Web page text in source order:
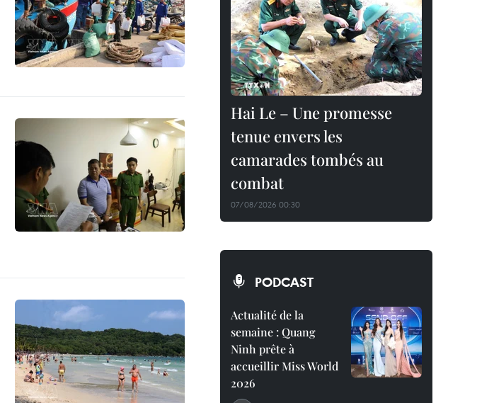
Hai Le – Une promesse
tenue envers les
camarades tombés au
combat
07/08/2026 00:30
PODCAST
Actualité de la
semaine : Quang
Ninh prête à
accueillir Miss World
2026